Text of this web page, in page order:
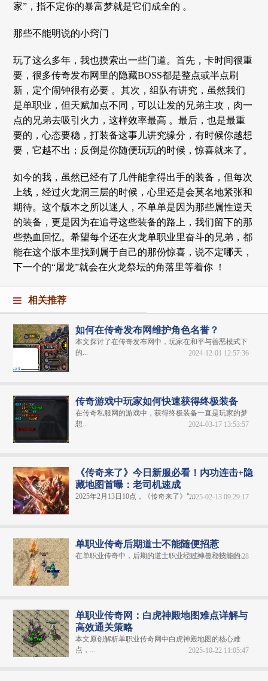
家”，指不定你的暴富梦就是它们成全的 。
那些不能明说的小窍门
玩了这么多年，我也摸索出一些门道。首先，卡时间很重
要，很多传奇发布网里的隐藏BOSS都是整点或半点刷
新，定个闹钟很有必要 。其次，组队有讲究，虽然我们
是单职业，但天赋加点不同，可以让发的兄弟主攻，肉一
点的兄弟去吸引火力，这样效率最高 。最后，也是最重
要的，心态要稳，打装备这事儿讲究缘分，有时候你越想
要，它越不出；反倒是你随便玩玩的时候，惊喜就来了。
如今的我，虽然已经有了几件能拿得出手的装备，但每次
上线，经过火龙洞三层的时候，心里还是会莫名地紧张和
期待。这个版本之所以迷人，不单单是因为那些属性逆天
的装备，更是因为在追寻这些装备的路上，我们留下的那
些热血回忆。希望每个还在火龙单职业里奋斗的兄弟，都
能在这个版本里找到属于自己的那份惊喜，说不定哪天，
下一个的“屠龙”就会在火龙祭坛的角落里等着你 ！
相关推荐
如何在传奇发布网维护角色名誉？
本文探讨了在传奇发布网中，玩家在和平与善恶模式下
的...
2024-12-01 12:57:36
传奇游戏中玩家如何快速获得终极装备
在传奇私服网的游戏中，获得终极装备一直是玩家的梦
想...
2024-03-17 13:53:57
《传奇来了》今日新服必看！内功连击+隐
藏地图首曝：老司机速成
2025年2月13日10点，《传奇来了》"...2025-02-13 09:29:17
单职业传奇后期道士不能随便招惹
在单职业传奇中，后期的道士职业经过神兽和技能的...
2024-01-29 16:03:28
单职业传奇网：白虎神殿地图难点详解与
高效通关策略
本文原创解析单职业传奇网中白虎神殿地图的核心难
点，...
2025-10-22 11:05:47